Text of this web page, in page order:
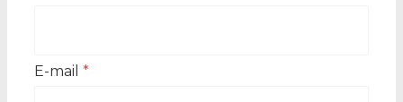
E-mail *